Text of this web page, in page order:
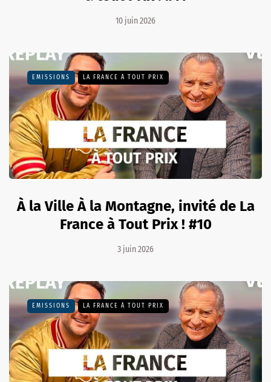
10 juin 2026
EMISSIONS LA FRANCE À TOUT PRIX
À la Ville À la Montagne, invité de La
France à Tout Prix ! #10
3 juin 2026
EMISSIONS LA FRANCE À TOUT PRIX